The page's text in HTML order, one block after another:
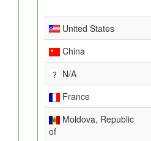
United States
China
N/A
France
Moldova, Republic
of